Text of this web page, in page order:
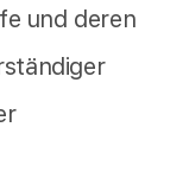
und deren